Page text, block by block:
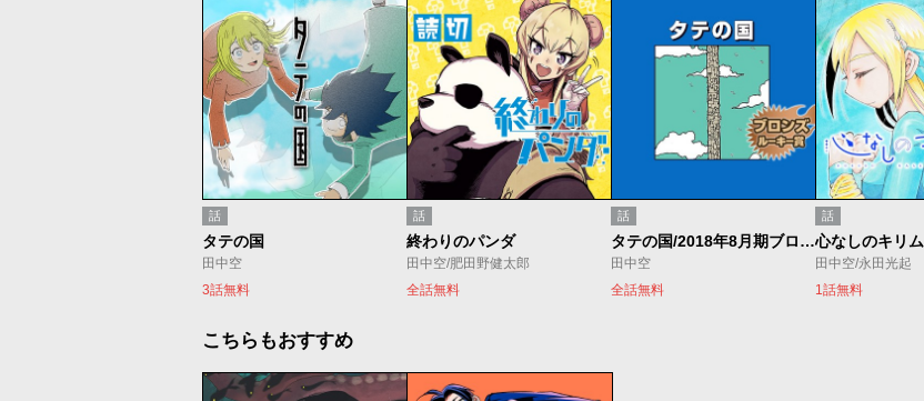
話
タテの国
田中空
3話無料
話
終わりのパンダ
田中空/肥田野健太郎
全話無料
話
タテの国/2018年8月期ブロンズルーキー賞
田中空
全話無料
話
心なしのキリム
田中空/永田光起
1話無料
こちらもおすすめ